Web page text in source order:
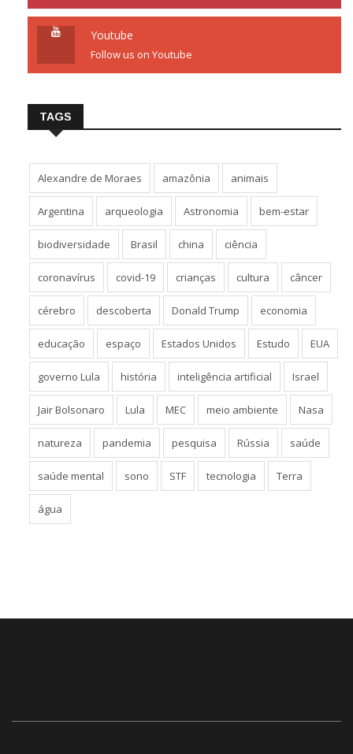
Youtube
Follow us on Youtube
TAGS
Alexandre de Moraes amazônia animais
Argentina arqueologia Astronomia bem-estar
biodiversidade Brasil china ciência
coronavírus covid-19 crianças cultura câncer
cérebro descoberta Donald Trump economia
educação espaço Estados Unidos Estudo EUA
governo Lula história inteligência artificial Israel
Jair Bolsonaro Lula MEC meio ambiente Nasa
natureza pandemia pesquisa Rússia saúde
saúde mental sono STF tecnologia Terra
água